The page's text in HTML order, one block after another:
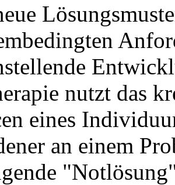
nutzt das
eines
an einem